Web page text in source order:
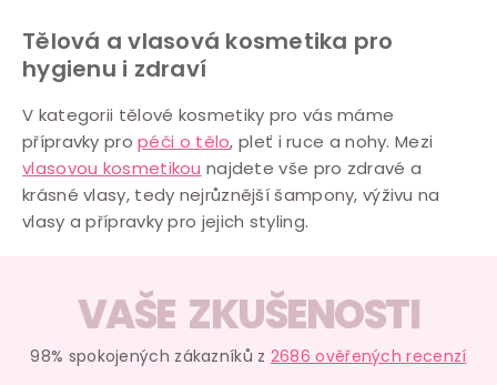
á
í
Tělová a vlasová kosmetika pro
hygienu i zdraví
V kategorii tělové kosmetiky pro vás máme
přípravky propéči o tělo, pleť i ruce a nohy. Mezi
vlasovou kosmetikou najdete vše pro zdravé a
krásné vlasy, tedy nejrůznější šampony, výživu na
vlasy a přípravky pro jejich styling.
VAŠE ZKUŠENOSTI
98% spokojených zákazníků z 2686 ověřených recenzí